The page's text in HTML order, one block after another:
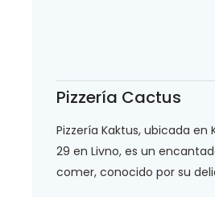
Pizzería Cactus
Pizzería Kaktus, ubicada en
29 en Livno, es un
comer, conocido por su